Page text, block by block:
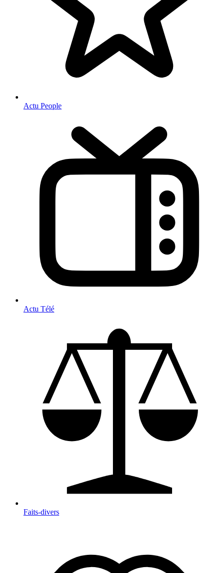
Actu People
Actu Télé
Faits-divers